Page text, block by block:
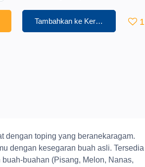
Tambahkan ke Keranjang 1
dengan toping yang beranekaragam.
dengan kesegaran buah asli. Tersedia
buahan (Pisang, Melon, Nanas,